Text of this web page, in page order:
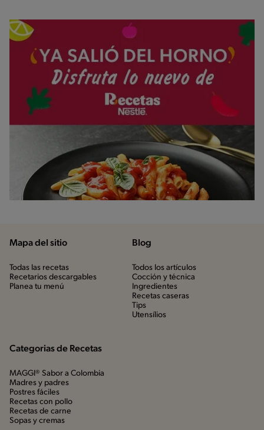
Mapa del sitio
Todas las recetas
Recetarios descargables
Planea tu menú
Blog
Todos los artículos
Cocción y técnica
Ingredientes
Recetas caseras
Tips
Utensílios
Categorias de Recetas
MAGGI® Sabor a Colombia
Madres y padres
Postres fáciles
Recetas con pollo
Recetas de carne
Sopas y cremas